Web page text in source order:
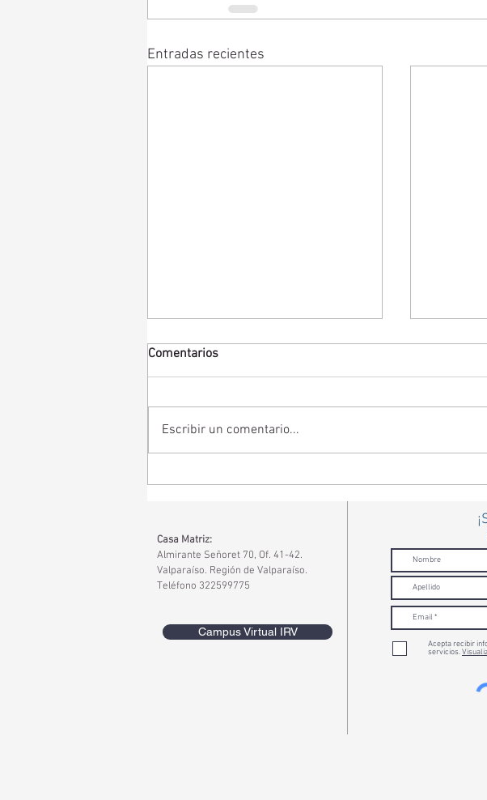
Entradas recientes
niñas
Comentarios
Escribir un comentario...
Casa Matriz:
Almirante Señoret 70, Of. 41-42.
Valparaíso. Región de Valparaíso.
Teléfono 322599775
Campus Virtual IRV
Acepta recibir
servicios.